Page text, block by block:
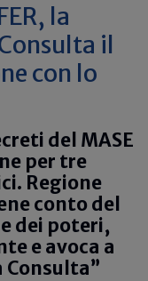
la
il
con lo
del MASE
per tre
Regione
conto del
dei poteri,
e avoca a
Consulta”